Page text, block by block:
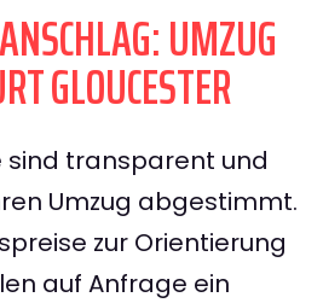
UMZUG
GLOUCESTER
sind transparent und
Umzug abgestimmt.
zur Orientierung
auf Anfrage ein